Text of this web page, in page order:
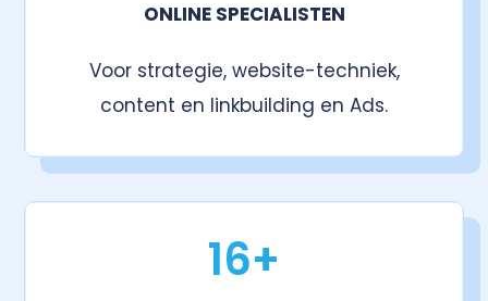
ONLINE SPECIALISTEN
Voor strategie, website-techniek,
content en linkbuilding en Ads.
16+